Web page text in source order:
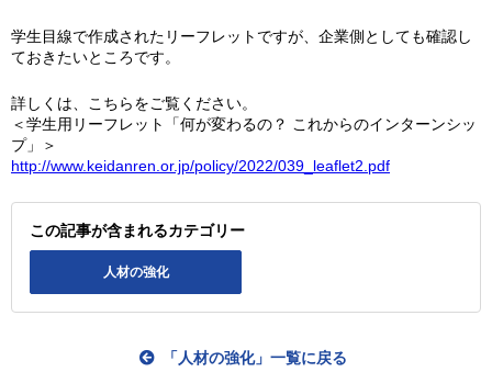
学生目線で作成されたリーフレットですが、企業側としても確認し
ておきたいところです。
詳しくは、こちらをご覧ください。
＜学生用リーフレット「何が変わるの？ これからのインターンシッ
プ」＞
http://www.keidanren.or.jp/policy/2022/039_leaflet2.pdf
この記事が含まれるカテゴリー
人材の強化
「人材の強化」一覧に戻る